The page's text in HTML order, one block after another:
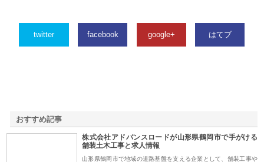
twitter facebook google+ はてブ
おすすめ記事
株式会社アドバンスロードが山形県鶴岡市で手がける
舗装土木工事と求人情報
山形県鶴岡市で地域の道路基盤を支える企業として、舗装工事や